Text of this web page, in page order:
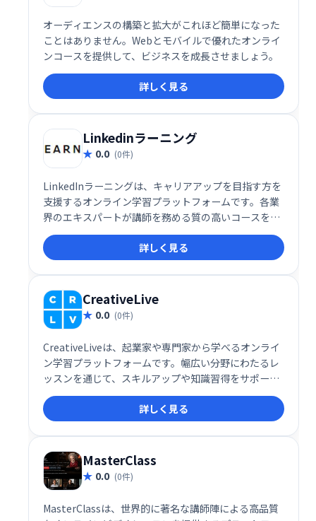
オーディエンスの構築と拡大がこれほど簡単になった
ことはありません。Webとモバイルで優れたオンライ
ンコースを提供して、ビジネスを成長させましょう。
詳しく見る
Linkedinラーニング
0.0 (0件)
LinkedInラーニングは、キャリアアップを目指す方を
支援するオンライン学習プラットフォームです。各業
界のエキスパートが講師を務める質の高いコースを提
供し、スキルアップとキャリア開発をサポートしま
す。目標達成に役立つ幅広いコースの中から、ご自身
のニーズに合った学習プランを選んでいただけます。
詳しく見る
CreativeLive
0.0 (0件)
CreativeLiveは、起業家や専門家から学べるオンライ
ン学習プラットフォームです。幅広い分野にわたるレ
ッスンを通じて、スキルアップや知識習得をサポート
します。
詳しく見る
MasterClass
0.0 (0件)
MasterClassは、世界的に著名な講師陣による高品質